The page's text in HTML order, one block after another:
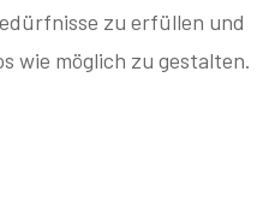
zu erfüllen und
wie möglich zu gestalten.